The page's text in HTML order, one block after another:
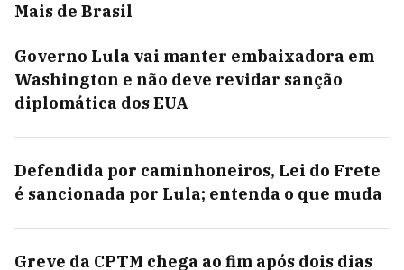
Mais de Brasil
Governo Lula vai manter embaixadora em
Washington e não deve revidar sanção
diplomática dos EUA
Defendida por caminhoneiros, Lei do Frete
é sancionada por Lula; entenda o que muda
Greve da CPTM chega ao fim após dois dias